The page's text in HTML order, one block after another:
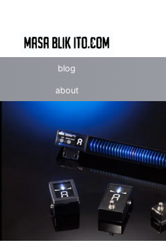
blog
about